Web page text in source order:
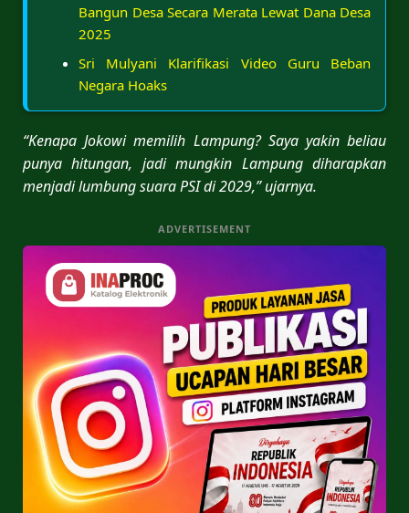
Bangun Desa Secara Merata Lewat Dana Desa
2025
Sri Mulyani Klarifikasi Video Guru Beban
Negara Hoaks
“Kenapa Jokowi memilih Lampung? Saya yakin beliau
punya hitungan, jadi mungkin Lampung diharapkan
menjadi lumbung suara PSI di 2029,” ujarnya.
ADVERTISEMENT